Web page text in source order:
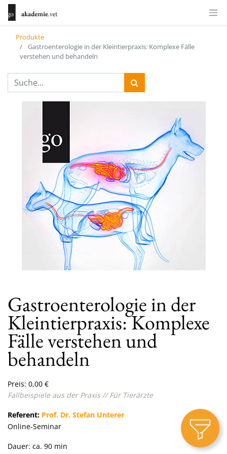
Produkte
Gastroenterologie in der Kleintierpraxis: Komplexe Fälle
verstehen und behandeln
Gastroenterologie in der
Kleintierpraxis: Komplexe
Fälle verstehen und
behandeln
Preis: 0,00 €
Fallbeispiele aus der Praxis // Für Tierärzte
Referent: Prof. Dr. Stefan Unterer
Online-Seminar
Dauer: ca. 90 min